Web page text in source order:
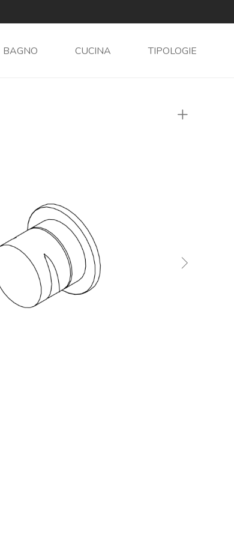
BAGNO CUCINA TIPOLOGIE